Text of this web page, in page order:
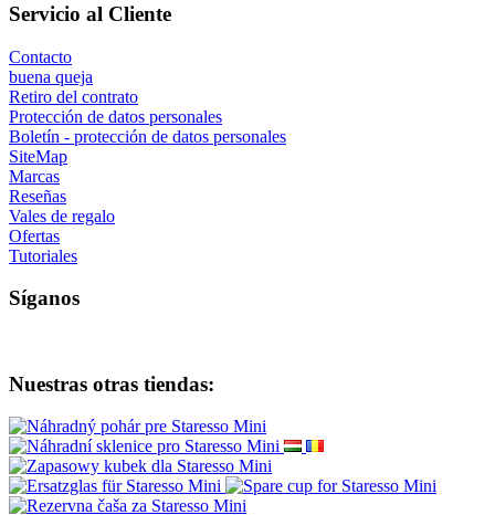
Servicio al Cliente
Contacto
buena queja
Retiro del contrato
Protección de datos personales
Boletín - protección de datos personales
SiteMap
Marcas
Reseñas
Vales de regalo
Ofertas
Tutoriales
Síganos
Nuestras otras tiendas: